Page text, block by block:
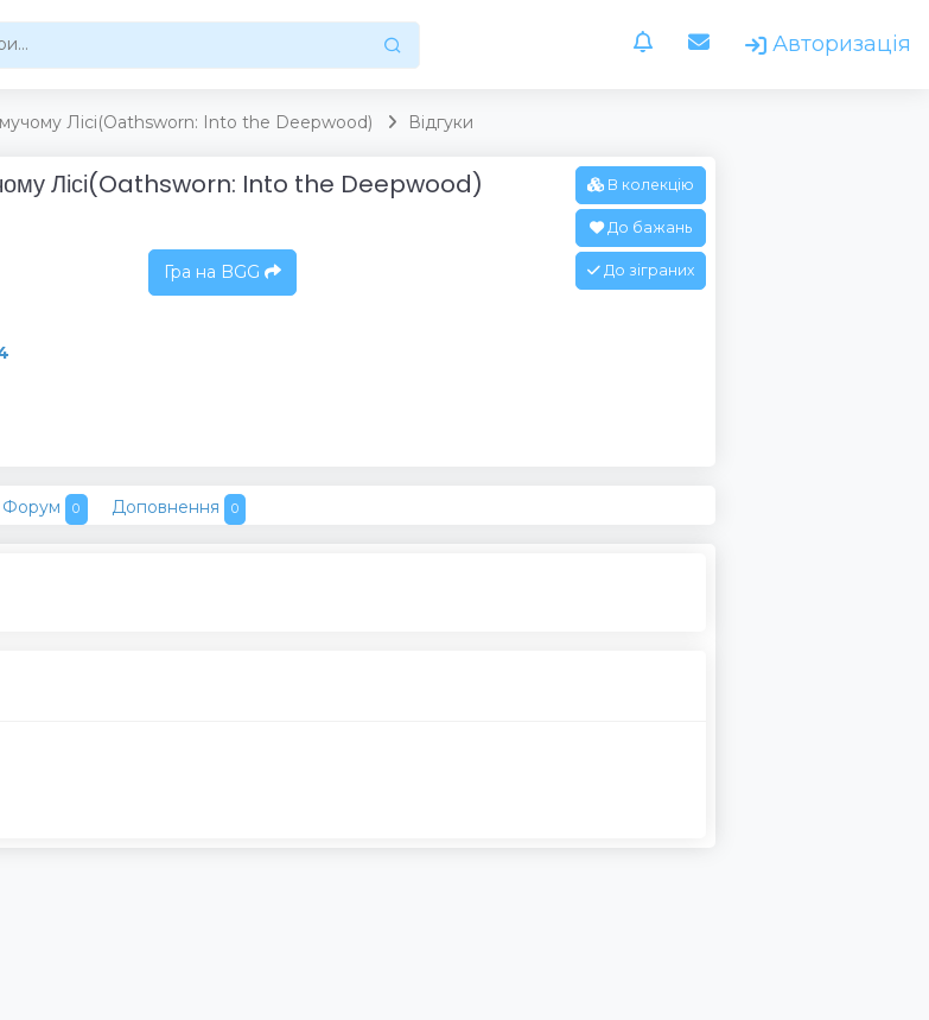
Авторизація
Лісі(Oathsworn: Into the Deepwood) Відгуки
Лісі(Oathsworn: Into the Deepwood)
Гра на BGG
В колекцію
До бажань
До зіграних
Форум 0 Доповнення 0